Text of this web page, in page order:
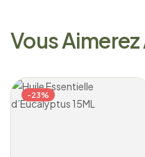
Vous Aimerez
-23%